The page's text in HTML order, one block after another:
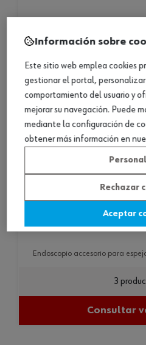
endoscopio accesorio para
endoscopio accesorio para
3
Consultar
Información sobre
Este sitio web emplea cookies
gestionar el portal,
comportamiento del usuario y
mejorar su navegación. Puede
mediante la configuración de
obtener más información en
Rechazar
Aceptar